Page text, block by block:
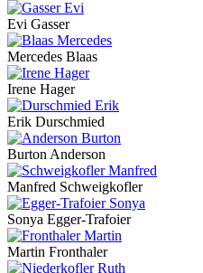
Evi Gasser
Mercedes Blaas
Irene Hager
Erik Durschmied
Burton Anderson
Manfred Schweigkofler
Sonya Egger-Trafoier
Martin Fronthaler